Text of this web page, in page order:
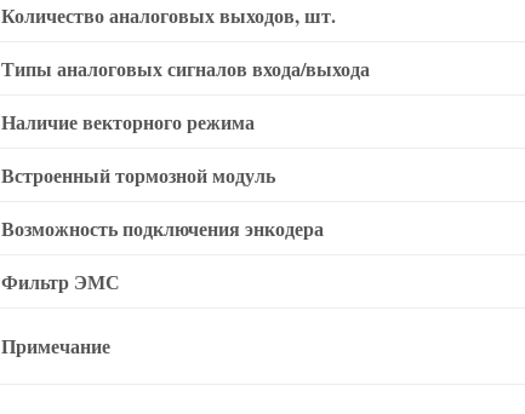
Количество аналоговых выходов, шт.
Типы аналоговых сигналов входа/выхода
Наличие векторного режима
Встроенный тормозной модуль
Возможность подключения энкодера
Фильтр ЭМС
Примечание